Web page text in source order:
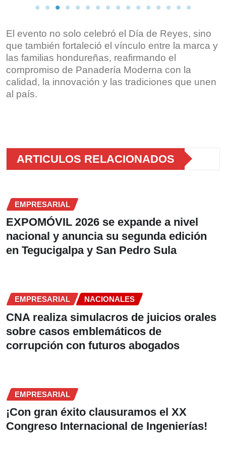
El evento no solo celebró el Día de Reyes, sino
que también fortaleció el vínculo entre la marca y
las familias hondureñas, reafirmando el
compromiso de Panadería Moderna con la
calidad, la innovación y las tradiciones que unen
al país.
ARTICULOS RELACIONADOS
EMPRESARIAL
EXPOMÓVIL 2026 se expande a nivel
nacional y anuncia su segunda edición
en Tegucigalpa y San Pedro Sula
EMPRESARIAL NACIONALES
CNA realiza simulacros de juicios orales
sobre casos emblemáticos de
corrupción con futuros abogados
EMPRESARIAL
¡Con gran éxito clausuramos el XX
Congreso Internacional de Ingenierías!